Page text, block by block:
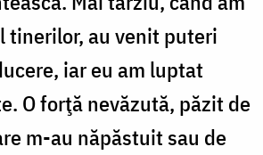
tinerilor, au venit puteri
iar eu am luptat
O forţă nevăzută, păzit de
m-au năpăstuit sau de